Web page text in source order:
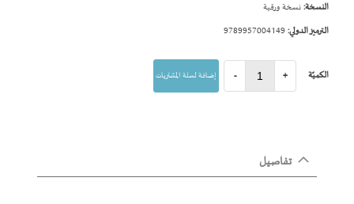
النسخة:نسخة ورقية
الترميز الدولي:
الكميّة - + إضافة لسلة المشتريات
تفاصيل